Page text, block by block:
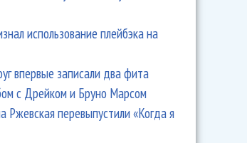
использование плейбэка на
впервые записали два фита
с Дрейком и Бруно Марсом
перевыпустили «Когда я